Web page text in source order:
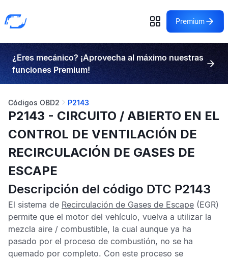
Premium
¿Eres mecánico? ¡Aprovecha al máximo nuestras
funciones Premium!
Códigos OBD2 P2143
P2143 - CIRCUITO / ABIERTO EN EL
CONTROL DE VENTILACIÓN DE
RECIRCULACIÓN DE GASES DE
ESCAPE
Descripción del código DTC P2143
El sistema de Recirculación de Gases de Escape (EGR)
permite que el motor del vehículo, vuelva a utilizar la
mezcla aire / combustible, la cual aunque ya ha
pasado por el proceso de combustión, no se ha
quemado por completo. Con este proceso se